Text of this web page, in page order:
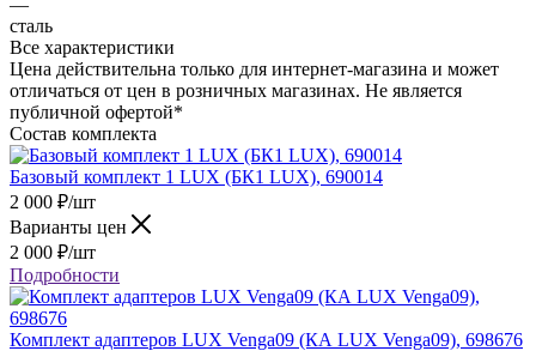
сталь
Все характеристики
Цена действительна только для интернет-магазина и может
отличаться от цен в розничных магазинах. Не является
публичной офертой*
Состав комплекта
Базовый комплект 1 LUX (БК1 LUX), 690014
2 000 ₽/шт
Варианты цен
2 000 ₽/шт
Подробности
Комплект адаптеров LUX Venga09 (КА LUX Venga09), 698676